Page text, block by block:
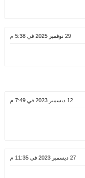
29 نوفمبر 2025 في 5:38 م
12 ديسمبر 2023 في 7:49 م
27 ديسمبر 2023 في 11:35 م